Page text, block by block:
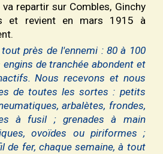
va repartir sur Combles, Ginchy
et revient en mars 1915 à
près de l'ennemi : 80 à 100
de tranchée abondent et
Nous recevons et nous
de toutes les sortes : petits
arbalètes, frondes,
à fusil ; grenades à main
ovoïdes ou piriformes ;
de fer, chaque semaine, à tout